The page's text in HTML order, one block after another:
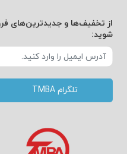
از تخفیف‌ها و جدیدترین‌های
شوید:
تلگرام TMBA